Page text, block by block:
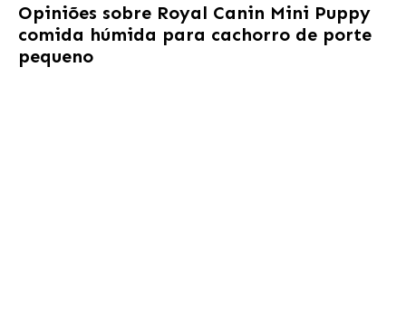
Opiniões sobre Royal Canin Mini Puppy
comida húmida para cachorro de porte
pequeno